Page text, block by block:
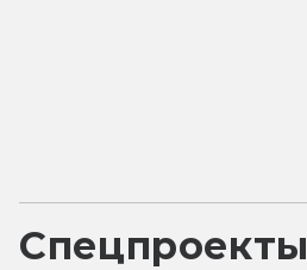
Спецпроекты